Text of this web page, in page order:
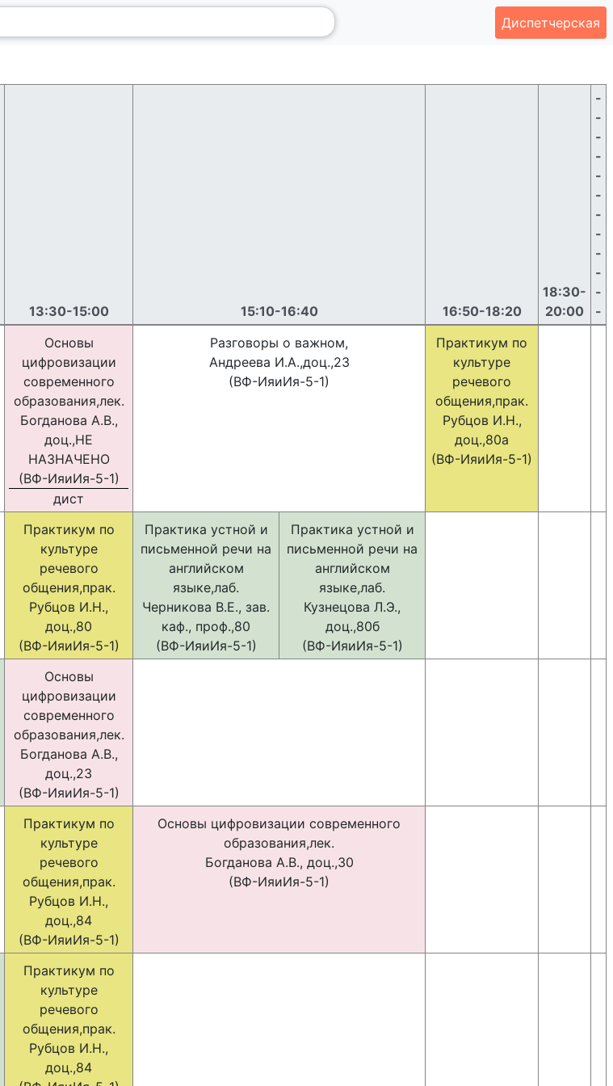
Диспетчерская
13:30-15:00 15:10-16:40 16:50-18:20
18:30-
20:00
-
-
-
-
-
-
-
-
-
-
-
-
Основы
цифровизации
современного
образования,лек.
Богданова А.В.,
доц.,НЕ
НАЗНАЧЕНО
(ВФ-ИяиИя-5-1)
дист
Разговоры о важном,
Андреева И.А.,доц.,23
(ВФ-ИяиИя-5-1)
Практикум по
культуре
речевого
общения,прак.
Рубцов И.Н.,
доц.,80а
(ВФ-ИяиИя-5-1)
Практикум по
культуре
речевого
общения,прак.
Рубцов И.Н.,
доц.,80
(ВФ-ИяиИя-5-1)
Практика устной и
письменной речи на
английском
языке,лаб.
Черникова В.Е., зав.
каф., проф.,80
(ВФ-ИяиИя-5-1)
Практика устной и
письменной речи на
английском
языке,лаб.
Кузнецова Л.Э.,
доц.,80б
(ВФ-ИяиИя-5-1)
Основы
цифровизации
современного
образования,лек.
Богданова А.В.,
доц.,23
(ВФ-ИяиИя-5-1)
Практикум по
культуре
речевого
общения,прак.
Рубцов И.Н.,
доц.,84
(ВФ-ИяиИя-5-1)
Основы цифровизации современного
образования,лек.
Богданова А.В., доц.,30
(ВФ-ИяиИя-5-1)
Практикум по
культуре
речевого
общения,прак.
Рубцов И.Н.,
доц.,84